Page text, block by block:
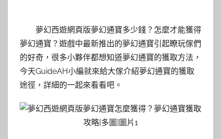
夢幻西遊網頁版夢幻通寶多少錢？怎麼才能獲得
夢幻通寶？遊戲中最新推出的夢幻通寶引起瞭玩傢們
的好奇，很多小夥伴都想知道夢幻通寶的獲取方法，
今天GuideAH小編就來給大傢介紹夢幻通寶的獲取
途徑，詳細的一起來看看吧。